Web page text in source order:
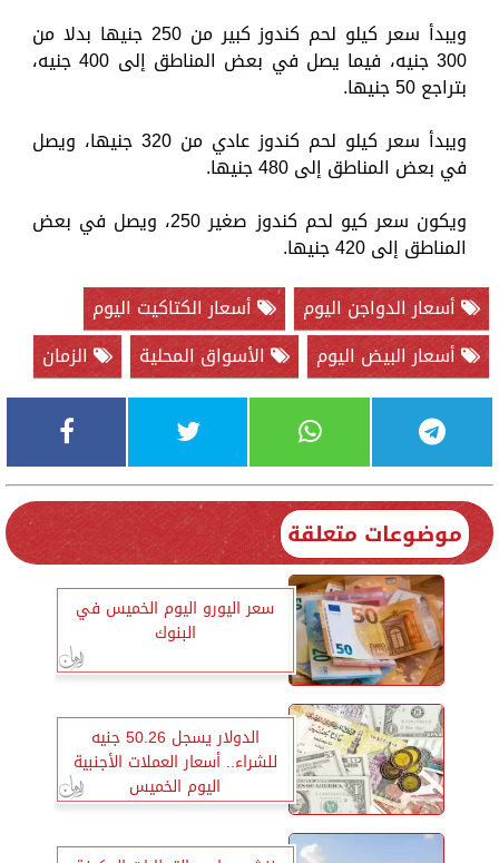
ويبدأ سعر كيلو لحم كندوز كبير من 250 جنيها بدلا من
300 جنيه، فيما يصل في بعض المناطق إلى 400 جنيه،
بتراجع 50 جنيها.
ويبدأ سعر كيلو لحم كندوز عادي من 320 جنيها، ويصل
في بعض المناطق إلى 480 جنيها.
ويكون سعر كيو لحم كندوز صغير 250، ويصل في بعض
المناطق إلى 420 جنيها.
أسعار الدواجن اليوم
أسعار الكتاكيت اليوم
أسعار البيض اليوم
الأسواق المحلية الزمان
موضوعات متعلقة
سعر اليورو اليوم الخميس في
البنوك
الدولار يسجل 50.26 جنيه
للشراء.. أسعار العملات الأجنبية
اليوم الخميس